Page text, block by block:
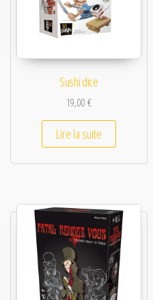
Sushi dice
19,00€
Lire la suite